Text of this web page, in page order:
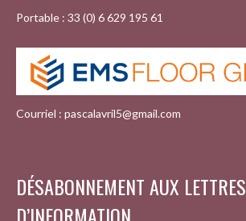
Portable : 33 (0) 6 629 195 61
Courriel : pascalavril5@gmail.com
DÉSABONNEMENT AUX LETTRES